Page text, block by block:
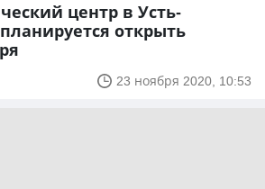
центр в Усть-
открыть
23 ноября 2020, 10:53